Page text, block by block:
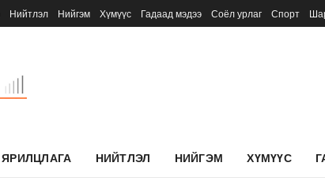
Нийтлэл Нийгэм Хүмүүс Гадаад мэдээ Соёл урлаг Спорт
ЯРИЛЦЛАГА НИЙТЛЭЛ НИЙГЭМ ХҮМҮҮС